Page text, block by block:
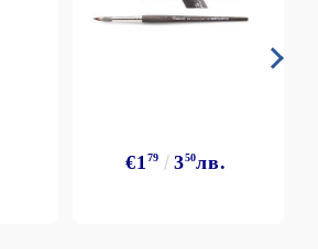
€179 350лв.